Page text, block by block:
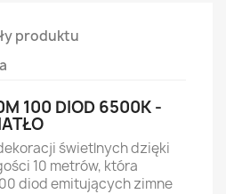
produktu
100 DIOD 6500K -
świetlnych dzięki
10 metrów, która
diod emitujących zimne